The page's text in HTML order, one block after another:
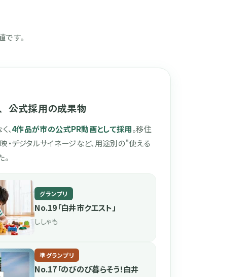
す。
公式採用の成果物
、4作品が市の公式PR動画として採用。移住
・デジタルサイネージなど、用途別の"使える
グランプリ
No.19「白井市クエスト」
ししゃも
準グランプリ
No.17「のびのび暮らそう！白井